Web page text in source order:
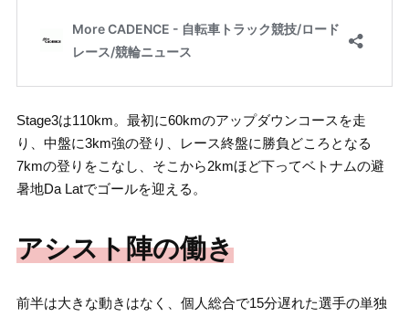
Stage3は110km。最初に60kmのアップダウンコースを走
り、中盤に3km強の登り、レース終盤に勝負どころとなる
7kmの登りをこなし、そこから2kmほど下ってベトナムの避
暑地Da Latでゴールを迎える。
アシスト陣の働き
前半は大きな動きはなく、個人総合で15分遅れた選手の単独